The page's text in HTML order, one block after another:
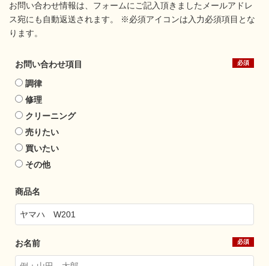
お問い合わせ情報は、フォームにご記入頂きましたメールアドレ
ス宛にも自動返送されます。 ※必須アイコンは入力必須項目とな
ります。
お問い合わせ項目
調律
修理
クリーニング
売りたい
買いたい
その他
商品名
お名前